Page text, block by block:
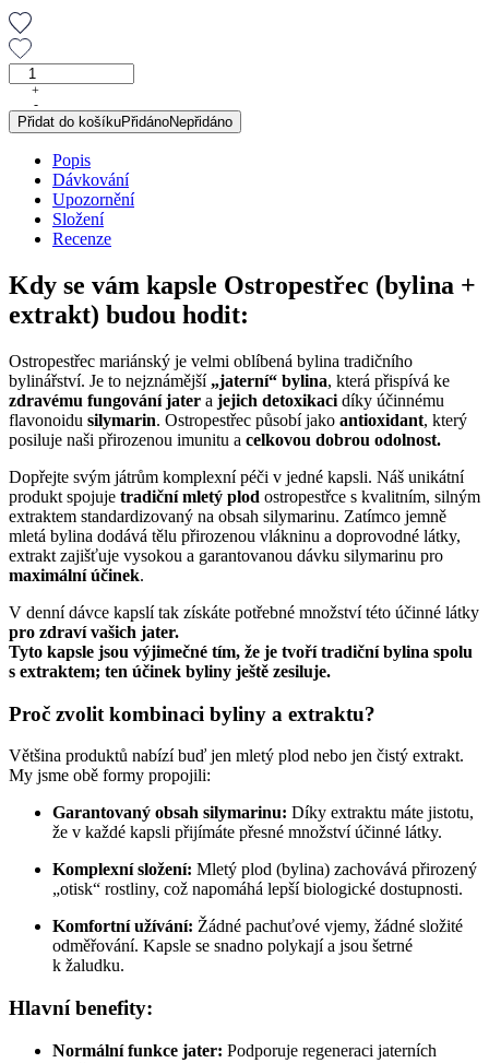
Ostropestřec
mariánský
(bylina
+
extrakt),
kapslí
množství
+
-
Přidat do košíkuPřidánoNepřidáno
Popis
Dávkování
Upozornění
Složení
Recenze
Kdy se vám kapsle Ostropestřec (bylina +
extrakt) budou hodit:
Ostropestřec mariánský je velmi oblíbená bylina tradičního
bylinářství. Je to nejznámější „jaterní“ bylina, která přispívá ke
zdravému fungování jater a jejich detoxikaci díky účinnému
flavonoidu silymarin. Ostropestřec působí jako antioxidant, který
posiluje naši přirozenou imunitu a celkovou dobrou odolnost.
Dopřejte svým játrům komplexní péči v jedné kapsli. Náš unikátní
produkt spojuje tradiční mletý plod ostropestřce s kvalitním, silným
extraktem standardizovaný na obsah silymarinu. Zatímco jemně
mletá bylina dodává tělu přirozenou vlákninu a doprovodné látky,
extrakt zajišťuje vysokou a garantovanou dávku silymarinu pro
maximální účinek.
V denní dávce kapslí tak získáte potřebné množství této účinné látky
pro zdraví vašich jater.
Tyto kapsle jsou výjimečné tím, že je tvoří tradiční bylina spolu
s extraktem; ten účinek byliny ještě zesiluje.
Proč zvolit kombinaci byliny a extraktu?
Většina produktů nabízí buď jen mletý plod nebo jen čistý extrakt.
My jsme obě formy propojili:
Garantovaný obsah silymarinu: Díky extraktu máte jistotu,
že v každé kapsli přijímáte přesné množství účinné látky.
Komplexní složení: Mletý plod (bylina) zachovává přirozený
„otisk“ rostliny, což napomáhá lepší biologické dostupnosti.
Komfortní užívání: Žádné pachuťové vjemy, žádné složité
odměřování. Kapsle se snadno polykají a jsou šetrné
k žaludku.
Hlavní benefity:
Normální funkce jater: Podporuje regeneraci jaterních